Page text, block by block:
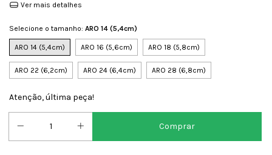
Ver mais detalhes
Selecione o tamanho: ARO 14 (5,4cm)
ARO 14 (5,4cm) ARO 16 (5,6cm) ARO 18 (5,8cm)
ARO 22 (6,2cm) ARO 24 (6,4cm) ARO 28 (6,8cm)
Atenção, última peça!